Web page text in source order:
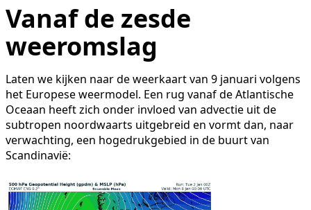
Vanaf de zesde
weeromslag
Laten we kijken naar de weerkaart van 9 januari volgens
het Europese weermodel. Een rug vanaf de Atlantische
Oceaan heeft zich onder invloed van advectie uit de
subtropen noordwaarts uitgebreid en vormt dan, naar
verwachting, een hogedrukgebied in de buurt van
Scandinavië: